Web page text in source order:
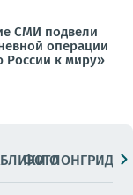
СМИ подвели
операции
России к миру»
ФОТОЛОНГРИДЫ